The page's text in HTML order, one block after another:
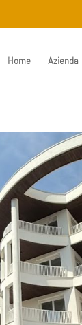
Home Azienda